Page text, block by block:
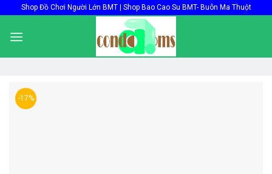
content
Shop Đồ Chơi Người Lớn BMT | Shop Bao Cao Su BMT- Buôn Ma Thuột
-17%